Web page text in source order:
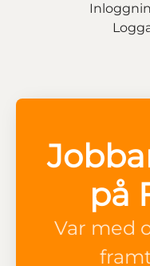
på
Var med